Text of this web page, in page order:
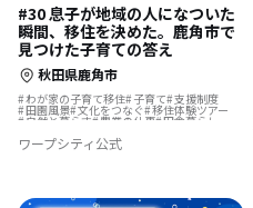
#30 息子が地域の人になついた
瞬間、移住を決めた。鹿角市で
見つけた子育ての答え
秋田県鹿角市
わが家の子育て移住 子育て 支援制度
田園風景 文化をつなぐ 移住体験ツアー
自然と暮らす 農業の仕事 田舎暮らし
ワープシティ公式